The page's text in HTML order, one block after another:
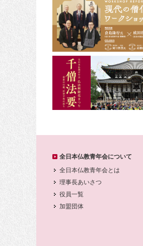
全日本仏教青年会について
全日本仏教青年会とは
理事長あいさつ
役員一覧
加盟団体